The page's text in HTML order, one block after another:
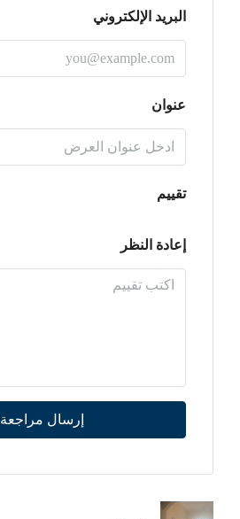
البريد الإلكتروني
عنوان
تقييم
إعادة النظر
إرسال مراجعة